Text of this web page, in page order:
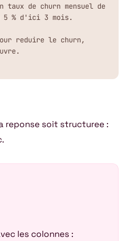
de churn mensuel de
5 % d'ici 3 mois.
reduire le churn,
reponse soit structuree :
les colonnes :